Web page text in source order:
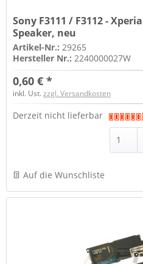
Sony F3111 / F3112 -
Speaker, neu
Artikel-Nr.:29265
Hersteller Nr.:2240000027W
0,60 € *
inkl. Ust.zzgl. Versandkosten
Derzeit nicht lieferbar
Auf die Wunschliste